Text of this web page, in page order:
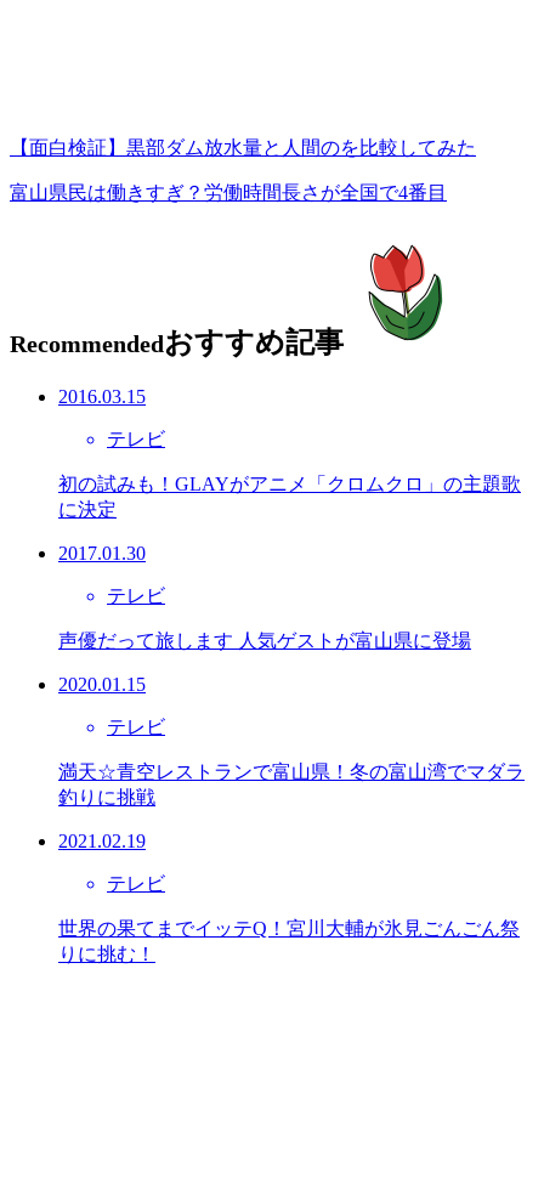
【面白検証】黒部ダム放水量と人間のを比較してみた
富山県民は働きすぎ？労働時間長さが全国で4番目
Recommendedおすすめ記事
2016.03.15
テレビ
初の試みも！GLAYがアニメ「クロムクロ」の主題歌
に決定
2017.01.30
テレビ
声優だって旅します 人気ゲストが富山県に登場
2020.01.15
テレビ
満天☆青空レストランで富山県！冬の富山湾でマダラ
釣りに挑戦
2021.02.19
テレビ
世界の果てまでイッテQ！宮川大輔が氷見ごんごん祭
りに挑む！